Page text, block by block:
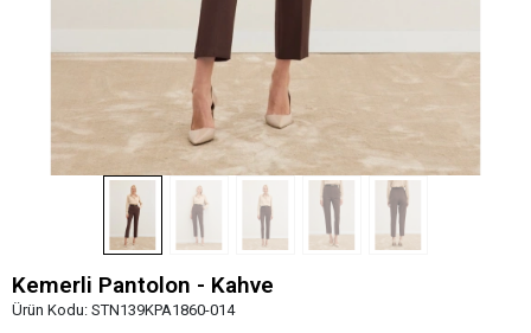
Kemerli Pantolon - Kahve
Ürün Kodu: STN139KPA1860-014